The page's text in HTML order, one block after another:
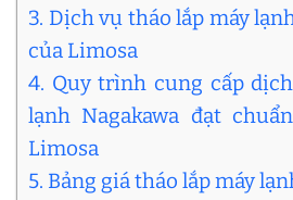
3. Dịch vụ tháo lắp máy
của Limosa
4. Quy trình cung cấp
lạnh Nagakawa đạt
Limosa
5. Bảng giá tháo lắp máy